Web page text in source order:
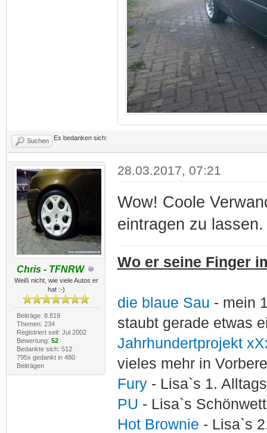
Suchen Es bedanken sich:
Chris - TFNRW
Weiß nicht, wie viele Autos er
hat :-)
Beiträge: 8.819
Themen: 234
Registriert seit: Jul 2002
Bewertung: 52
Bedankte sich: 512
795x gedankt in 480
Beiträgen
28.03.2017, 07:21
Wow! Coole
eintragen zu lassen.
Wo er seine Finger
die blaue Sau - mein
staubt gerade etwas
Jahrhundertprojekt
vieles mehr in
Fury - Lisa`s 1.
PU - Lisa`s
Hot Brownie - Lisa`s